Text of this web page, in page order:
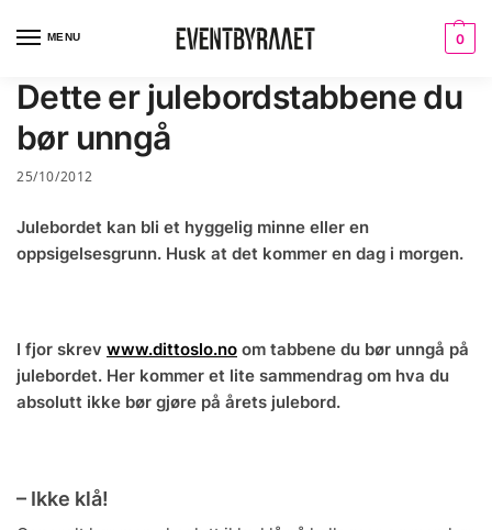
MENU 0
Dette er julebordstabbene du
bør unngå
25/10/2012
Julebordet kan bli et hyggelig minne eller en
oppsigelsesgrunn. Husk at det kommer en dag i morgen.
I fjor skrev www.dittoslo.no om tabbene du bør unngå på
julebordet. Her kommer et lite sammendrag om hva du
absolutt ikke bør gjøre på årets julebord.
– Ikke klå!